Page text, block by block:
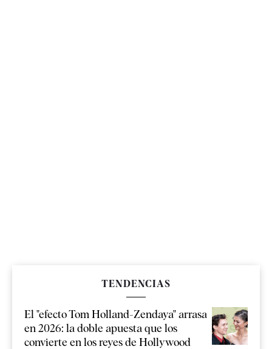
TENDENCIAS
El "efecto Tom Holland-Zendaya" arrasa
en 2026: la doble apuesta que los
convierte en los reyes de Hollywood